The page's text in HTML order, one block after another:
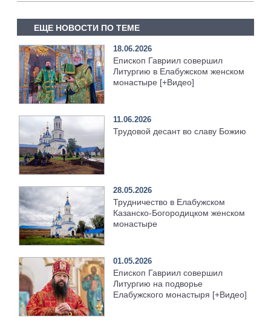
ЕЩЕ НОВОСТИ ПО ТЕМЕ
18.06.2026
Епископ Гавриил совершил
Литургию в Елабужском женском
монастыре [+Видео]
11.06.2026
Трудовой десант во славу Божию
28.05.2026
Трудничество в Елабужском
Казанско‑Богородицком женском
монастыре
01.05.2026
Епископ Гавриил совершил
Литургию на подворье
Елабужского монастыря [+Видео]